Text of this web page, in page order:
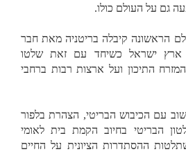
גם על העולם כולו.
הראשונה קיבלה בריטניה מאת חבר
ישראל כשיחד עם זאת שלטו
התיכון ועל ארצות רבות ברחבי
עם הכיבוש הבריטי, הצהרת בלפור
הבריטי בחיוב הקמת בית לאומי
ההסתדרות הציונית על החיים